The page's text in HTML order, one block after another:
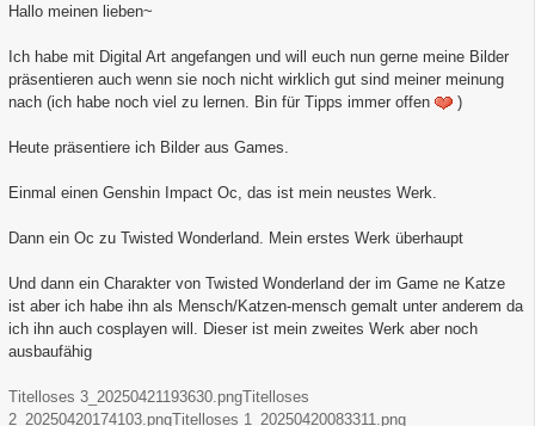
Hallo meinen lieben~
Ich habe mit Digital Art angefangen und will euch nun gerne meine Bilder
präsentieren auch wenn sie noch nicht wirklich gut sind meiner meinung
nach (ich habe noch viel zu lernen. Bin für Tipps immer offen
)
Heute präsentiere ich Bilder aus Games.
Einmal einen Genshin Impact Oc, das ist mein neustes Werk.
Dann ein Oc zu Twisted Wonderland. Mein erstes Werk überhaupt
Und dann ein Charakter von Twisted Wonderland der im Game ne Katze
ist aber ich habe ihn als Mensch/Katzen-mensch gemalt unter anderem da
ich ihn auch cosplayen will. Dieser ist mein zweites Werk aber noch
ausbaufähig
Titelloses 3_20250421193630.pngTitelloses
2_20250420174103.pngTitelloses 1_20250420083311.png